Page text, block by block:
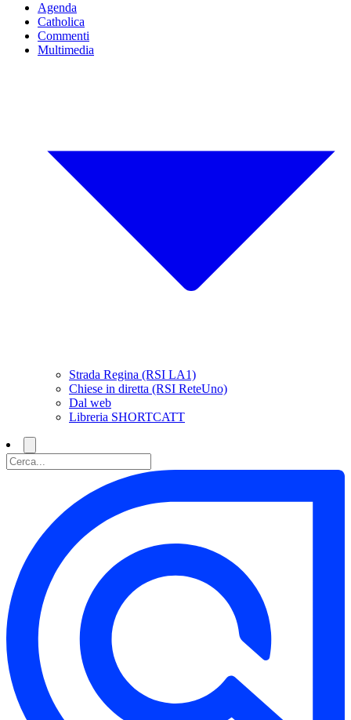
Agenda
Catholica
Commenti
Multimedia
Strada Regina (RSI LA1)
Chiese in diretta (RSI ReteUno)
Dal web
Libreria SHORTCATT